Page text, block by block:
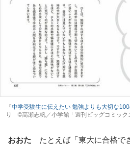
『中学受験生に伝えたい 勉強よりも大切な
り ©高瀬志帆／小学館「週刊ビッグコミック
おおた たとえば「東大に合格で